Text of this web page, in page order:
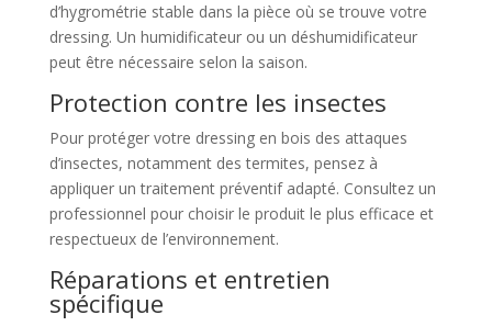
d’hygrométrie stable dans la pièce où se trouve votre
dressing. Un humidificateur ou un déshumidificateur
peut être nécessaire selon la saison.
Protection contre les insectes
Pour protéger votre dressing en bois des attaques
d’insectes, notamment des termites, pensez à
appliquer un traitement préventif adapté. Consultez un
professionnel pour choisir le produit le plus efficace et
respectueux de l’environnement.
Réparations et entretien
spécifique